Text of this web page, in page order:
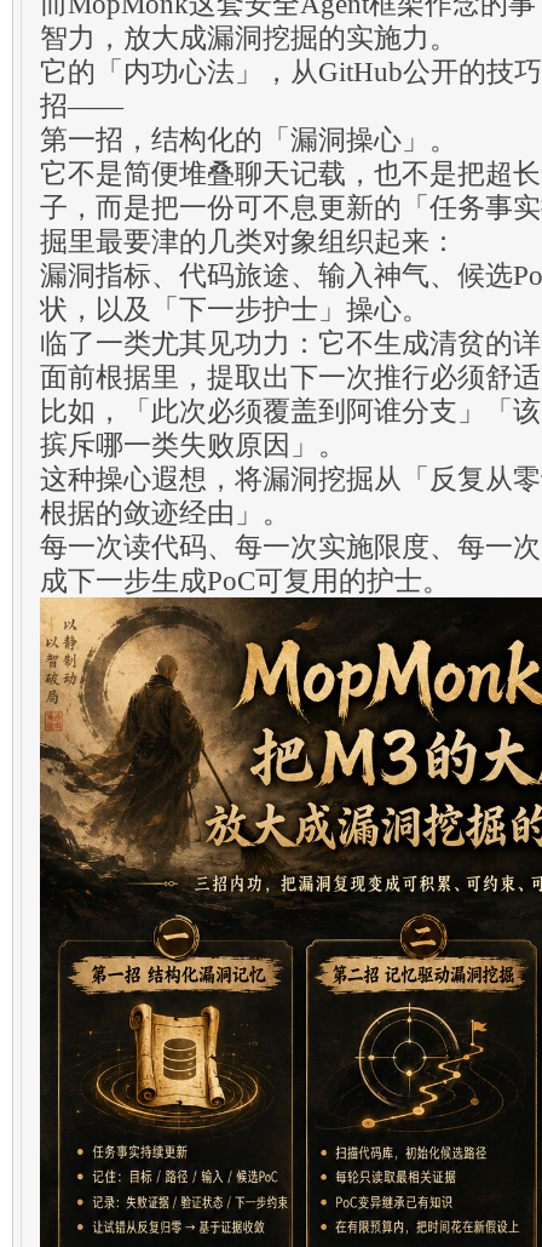
智力，放大成漏洞挖掘的实施力。
它的「内功心法」，从GitHub公开的技
招——
第一招，结构化的「漏洞操心」。
它不是简便堆叠聊天记载，也不是把超
子，而是把一份可不息更新的「任务事
掘里最要津的几类对象组织起来：
漏洞指标、代码旅途、输入神气、候选
状，以及「下一步护士」操心。
临了一类尤其见功力：它不生成清贫的
面前根据里，提取出下一次推行必须舒
比如，「此次必须覆盖到阿谁分支」「
摈斥哪一类失败原因」。
这种操心遐想，将漏洞挖掘从「反复从
根据的敛迹经由」。
每一次读代码、每一次实施限度、每一
成下一步生成PoC可复用的护士。